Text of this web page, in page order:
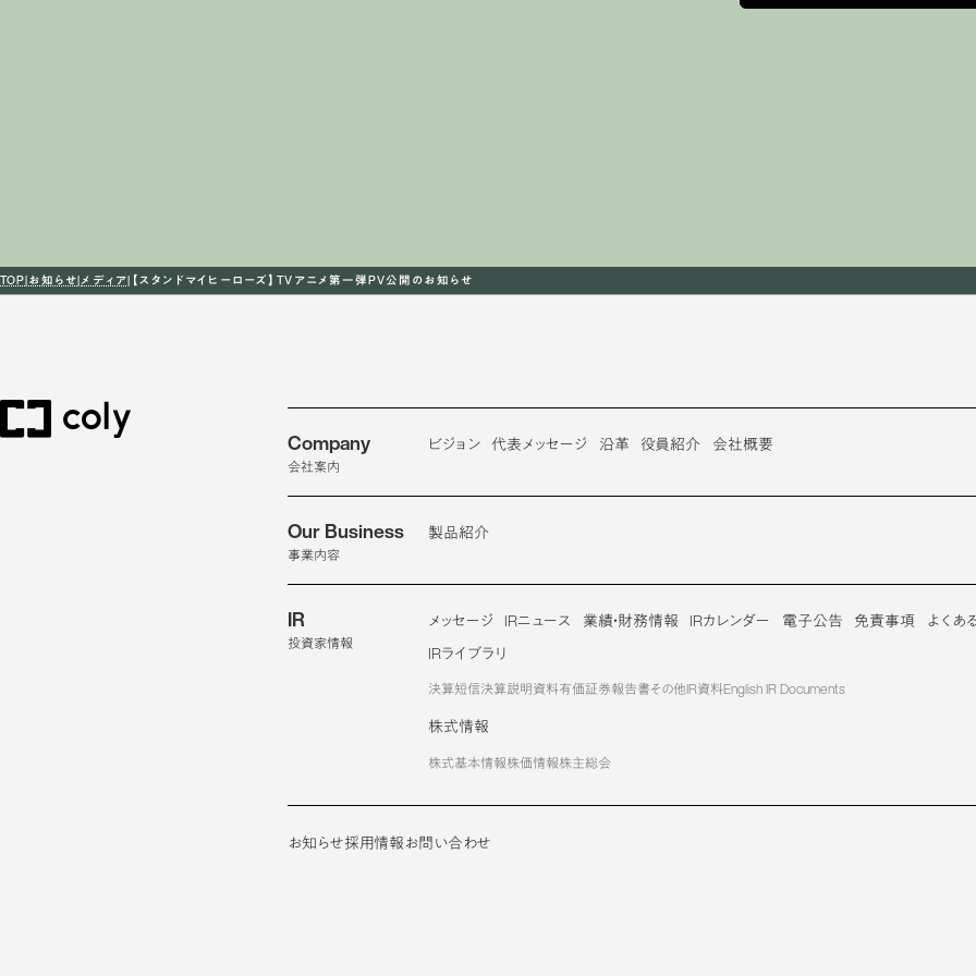
TOP お知らせメディア 【スタンドマイヒーローズ】TVアニメ第一弾PV公開のお知らせ
Company
会社案内
ビジョン 代表メッセージ 沿革 役員紹介 会社概要
Our Business
事業内容
製品紹介
IR
投資家情報
メッセージ IRニュース 業績・財務情報 IRカレンダー 電子公告 免責事項
よくあ
IRライブラリ
決算短信決算説明資料有価証券報告書その他IR資料English IR Documents
株式情報
株式基本情報株価情報株主総会
お知らせ採用情報お問い合わせ